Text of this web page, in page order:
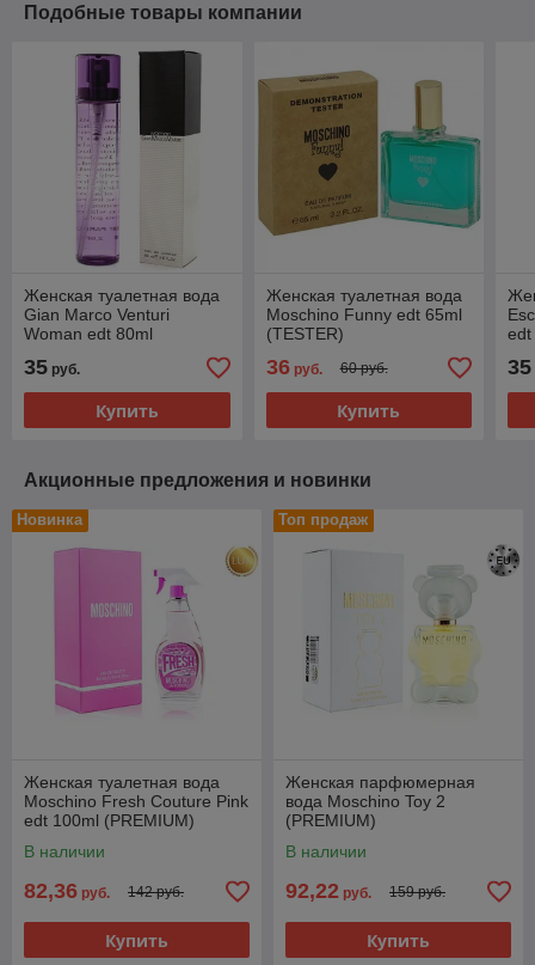
Подобные товары компании
Женская туалетная вода
Gian Marco Venturi
Woman edt 80ml
35 руб.
Купить
Женская туалетная вода
Moschino Funny edt 65ml
(TESTER)
36руб. 60 руб.
Купить
edt
35
Акционные предложения и новинки
Новинка
Женская туалетная вода
Moschino Fresh Couture Pink
edt 100ml (PREMIUM)
В наличии
82,36 руб. 142 руб.
Купить
Топ продаж
Женская парфюмерная
вода Moschino Toy 2
(PREMIUM)
В наличии
92,22 руб. 159 руб.
Купить